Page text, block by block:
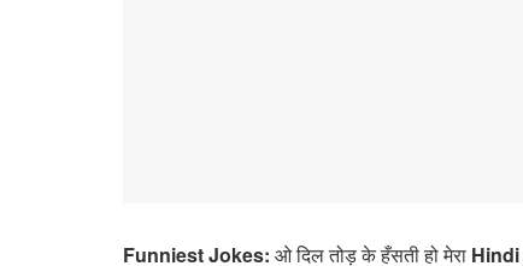
Funniest Jokes: ओ दिल तोड़ के हँसती हो मेरा Hindi